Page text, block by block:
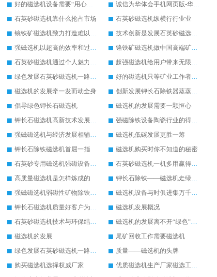
好的磁选机设备需要“用心呵护”
诚信为华体会手机网页版-华体会(中国) 石英砂磁选机发展保驾护航
石英砂磁选机靠什么抢占市场
石英砂磁选机纵横行行业业
镜铁矿磁选机致力打造难以超越的臻品
技术创新是发展石英砂磁选机的主要驱动力
强磁选机以超高的效率和过硬的品质备受瞩目
铬铁矿磁选机做中国高端矿山行业领跑者
石英砂磁选机通过个人魅力成为行业畅销品
超强磁选机给用户带来无限效益
绿色发展石英砂磁选机一路飙升
好的磁选机只等矿业工作者与之共享
磁选机的发展牵一发而动全身
创新发展钾长石除铁器蒸蒸日上
倡导绿色钾长石磁选机
磁选机的发展需要一颗恒心
钾长石磁选机高新技术发展成为行业助推器
强磁除铁设备陶瓷行业的得力助手
强磁磁选机与经济发展相辅相成
磁选机低碳发展更胜一筹
钾长石除铁磁选机首屈一指
磁选机购买时你不知道的秘密
石英砂专用磁选机强磁设备里的“精英”
石英砂磁选机一机多用赢得用户掌声
高质量磁选机是怎样炼成的
钾长石除铁——磁选机走绿色环保之路
强磁磁选机弱磁性矿物除铁之首选
磁选机设备与时俱进集万千宠爱与一身
钾长石磁选机质量好客户为我们点赞
磁选机发展概况
石英砂磁选机技术与环保结合新时代下的好设备
磁选机的发展离不开“绿色”的追逐
磁选机的发展
尾矿回收工作需要磁选机
绿色发展石英砂磁选机一路飙升
质量——磁选机的头牌
购买磁选机选择权威厂家
优质磁选机生产厂家磁选工艺要不断提升